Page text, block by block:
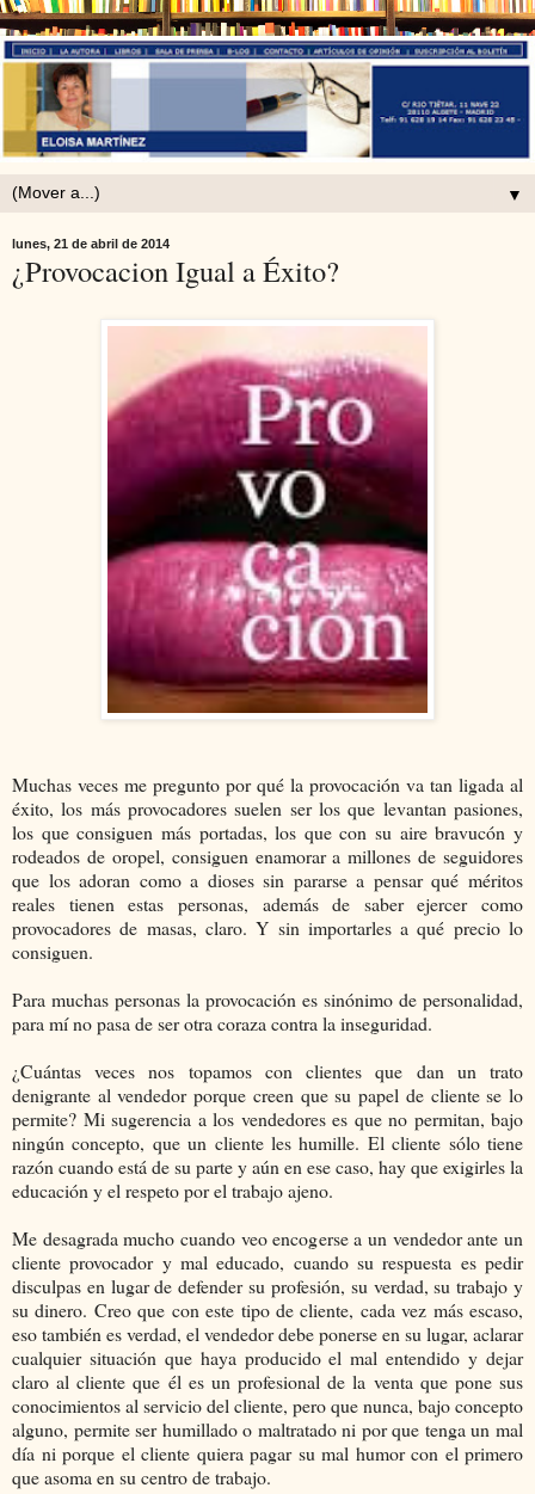
▼
lunes, 21 de abril de 2014
¿Provocacion Igual a Éxito?
Muchas veces me pregunto por qué la provocación va tan ligada al
éxito, los más provocadores suelen ser los que levantan pasiones,
los que consiguen más portadas, los que con su aire bravucón y
rodeados de oropel, consiguen enamorar a millones de seguidores
que los adoran como a dioses sin pararse a pensar qué méritos
reales tienen estas personas, además de saber ejercer como
provocadores de masas, claro. Y sin importarles a qué precio lo
consiguen.
Para muchas personas la provocación es sinónimo de personalidad,
para mí no pasa de ser otra coraza contra la inseguridad.
¿Cuántas veces nos topamos con clientes que dan un trato
denigrante al vendedor porque creen que su papel de cliente se lo
permite? Mi sugerencia a los vendedores es que no permitan, bajo
ningún concepto, que un cliente les humille. El cliente sólo tiene
razón cuando está de su parte y aún en ese caso, hay que exigirles la
educación y el respeto por el trabajo ajeno.
Me desagrada mucho cuando veo encogerse a un vendedor ante un
cliente provocador y mal educado, cuando su respuesta es pedir
disculpas en lugar de defender su profesión, su verdad, su trabajo y
su dinero. Creo que con este tipo de cliente, cada vez más escaso,
eso también es verdad, el vendedor debe ponerse en su lugar, aclarar
cualquier situación que haya producido el mal entendido y dejar
claro al cliente que él es un profesional de la venta que pone sus
conocimientos al servicio del cliente, pero que nunca, bajo concepto
alguno, permite ser humillado o maltratado ni por que tenga un mal
día ni porque el cliente quiera pagar su mal humor con el primero
que asoma en su centro de trabajo.